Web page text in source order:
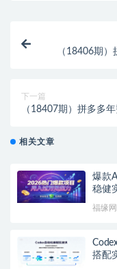
（18406期
下一篇
（18407期）拼多多
相关文章
爆款
稳健
福缘网
搭配